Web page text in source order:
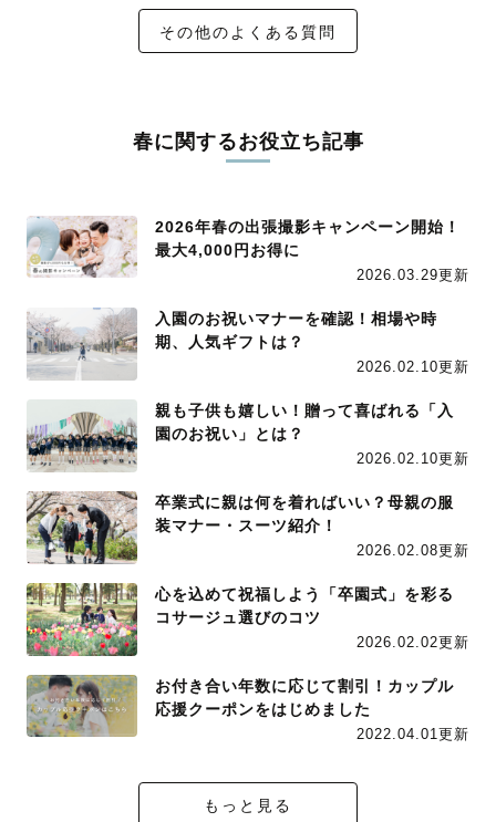
その他のよくある質問
春に関するお役立ち記事
2026年春の出張撮影キャンペーン開始！
最大4,000円お得に
2026.03.29更新
入園のお祝いマナーを確認！相場や時
期、人気ギフトは？
2026.02.10更新
親も子供も嬉しい！贈って喜ばれる「入
園のお祝い」とは？
2026.02.10更新
卒業式に親は何を着ればいい？母親の服
装マナー・スーツ紹介！
2026.02.08更新
心を込めて祝福しよう「卒園式」を彩る
コサージュ選びのコツ
2026.02.02更新
お付き合い年数に応じて割引！カップル
応援クーポンをはじめました
2022.04.01更新
もっと見る